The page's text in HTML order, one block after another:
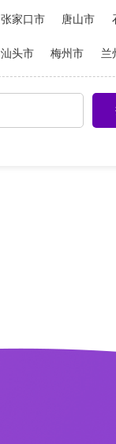
张家口市 唐山市
汕头市 梅州市 兰